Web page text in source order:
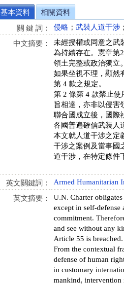
基本資料
相關資料
關 鍵 詞：
侵略 ； 武裝人道干涉 ；
中文摘要：
未經授權或同意之武
為持續存在。憲章第
領土完整或政治獨立
如果坐視不理，顯然
第 4 款之規定。
第 2 條第 4 款禁止
旨相達，亦非以侵害
聯合國成立後，國際
各國普遍確信武装人
本文就人道干涉之定
干涉之案例及當事國
道干涉，在特定條件
英文關鍵詞： Armed Humanitarian
英文摘要：
U.N. Charter
except in self-defense
commitment.
and see without any
Article 55 is
From the contextual
defense of human
in customary
mankind, intervention